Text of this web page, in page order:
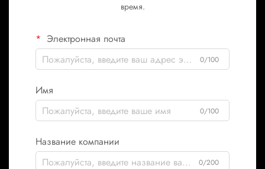
время.
Электронная почта
0/100
Имя
0/100
Название компании
0/200